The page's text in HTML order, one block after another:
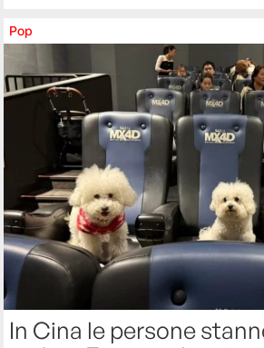
Pop
In Cina le persone